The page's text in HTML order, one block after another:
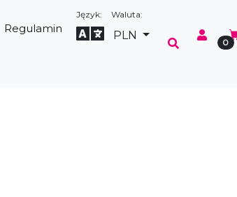
Regulamin
Język:
Select Language
Waluta:
PLN
0